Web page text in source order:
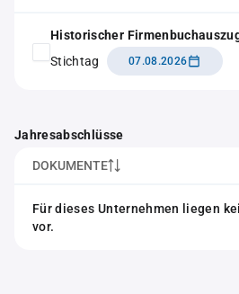
Historischer
Stichtag
07.08.2026
Jahresabschlüsse
DOKUMENTE
Für dieses Unternehmen liegen
vor.